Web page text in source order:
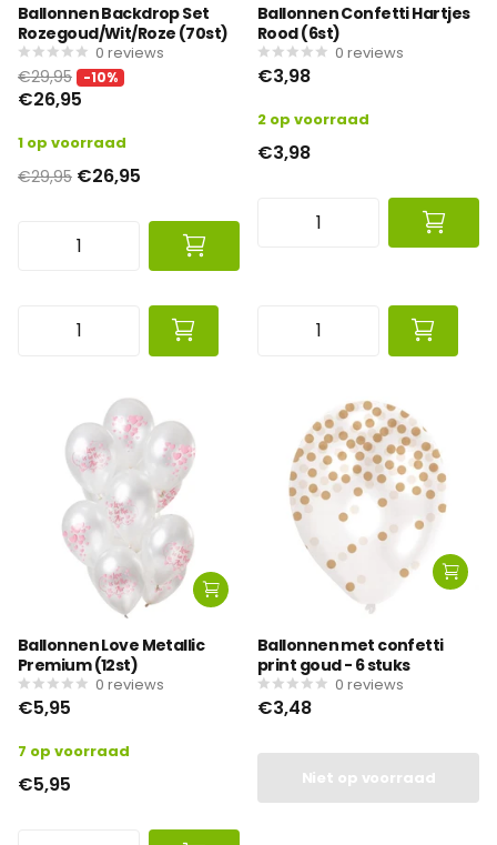
Ballonnen Backdrop Set
Rozegoud/Wit/Roze (70st)
0 reviews
€29,95 -10%
€26,95
1 op voorraad
€29,95 €26,95
Ballonnen Confetti Hartjes
Rood (6st)
0 reviews
€3,98
2 op voorraad
€3,98
Ballonnen Love Metallic
Premium (12st)
0 reviews
€5,95
7 op voorraad
€5,95
Ballonnen met confetti
print goud - 6 stuks
0 reviews
€3,48
Niet op voorraad